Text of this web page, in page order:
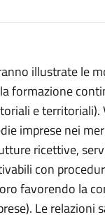
illustrate le
formazione
e territoriali).
imprese nei
ricettive,
con
favorendo la
Le relazioni